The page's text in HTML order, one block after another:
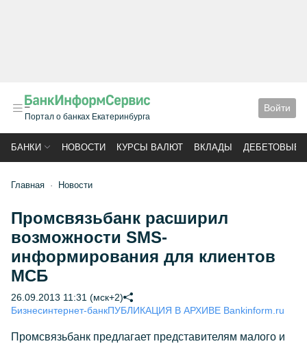
Портал о банках Екатеринбурга
Войти
БАНКИ НОВОСТИ КУРСЫ ВАЛЮТ ВКЛАДЫ ДЕБЕТОВЫЕ
Главная Новости
Промсвязьбанк расширил
возможности SMS-
информирования для клиентов
МСБ
26.09.2013 11:31 (мск+2)
Бизнесинтернет-банкПУБЛИКАЦИЯ В АРХИВЕ Bankinform.ru
Промсвязьбанк предлагает представителям малого и